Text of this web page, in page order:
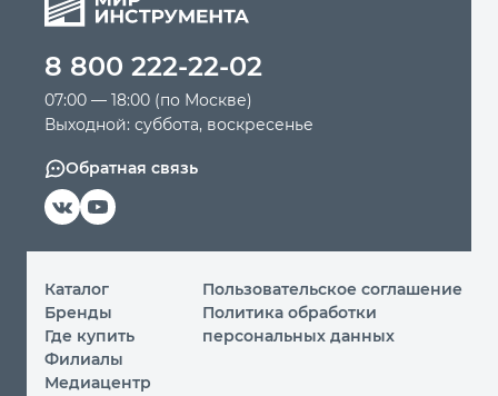
8 800 222-22-02
07:00 — 18:00 (по Москве)
Выходной: суббота, воскресенье
Обратная связь
Каталог
Бренды
Где купить
Филиалы
Медиацентр
Пользовательское соглашение
Политика обработки
персональных данных